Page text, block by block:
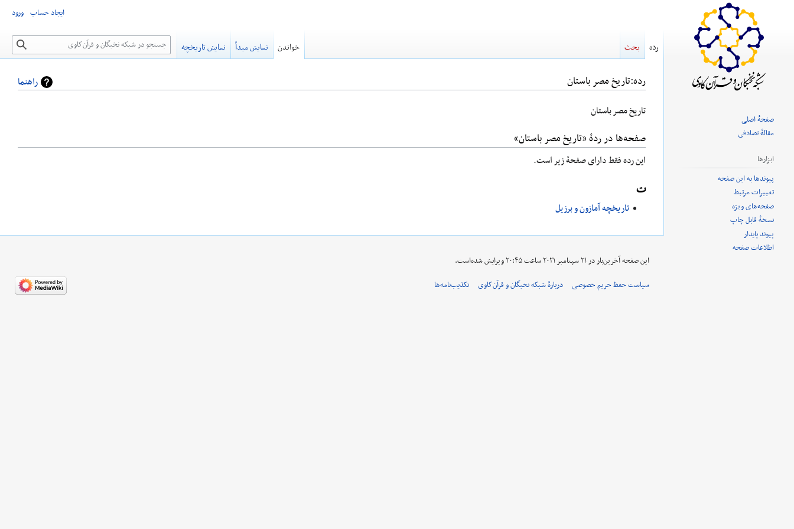
راهنما رده:تاریخ مصر باستان
پرش
ناوبری
پرش
جستجو
تاریخ مصر باستان
صفحه‌ها در ردهٔ «تاریخ مصر باستان»
این رده فقط دارای صفحهٔ زیر است.
ت
تاریخچه آمازون و برزیل
ایجاد حساب ورود
رده بحث خواندن نمایش مبدأ نمایش تاریخچه جستجو
صفحهٔ اصلی
مقالهٔ تصادفی
ابزارها
پیوندها به این صفحه
تغییرات مرتبط
صفحه‌های ویژه
نسخهٔ قابل چاپ
پیوند پایدار
اطلاعات صفحه
این صفحه آخرین‌بار در ‏۲۱ سپتامبر ۲۰۲۱ ساعت ‏۲۰:۴۵ ویرایش شده‌است.
سیاست حفظ حریم خصوصی
دربارهٔ شبکه نخبگان و قرآن‌کاوی تکذیب‌نامه‌ها